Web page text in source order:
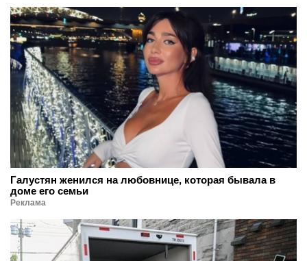
Галустян женился на любовнице, которая бывала в
доме его семьи
Реклама